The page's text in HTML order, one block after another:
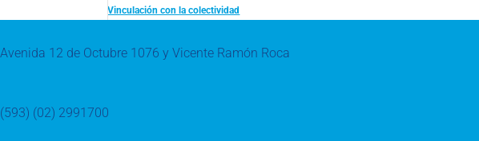
Vinculación con la colectividad
Avenida 12 de Octubre 1076 y Vicente Ramón Roca
(593) (02) 2991700